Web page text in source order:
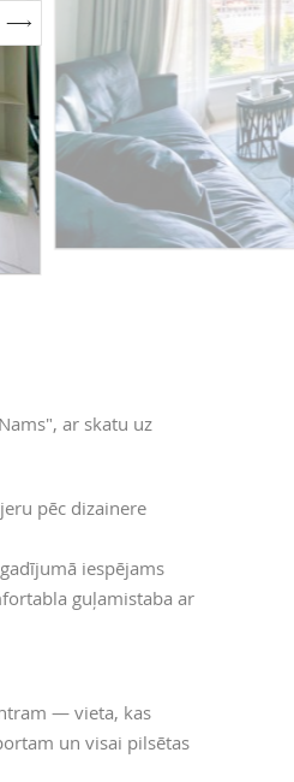
ar skatu uz
pēc dizainere
iespējams
guļamistaba ar
— vieta, kas
un visai pilsētas